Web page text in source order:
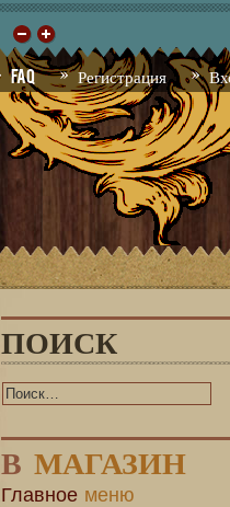
FAQ Регистрация
ПОИСК
В МАГАЗИН
Главное меню